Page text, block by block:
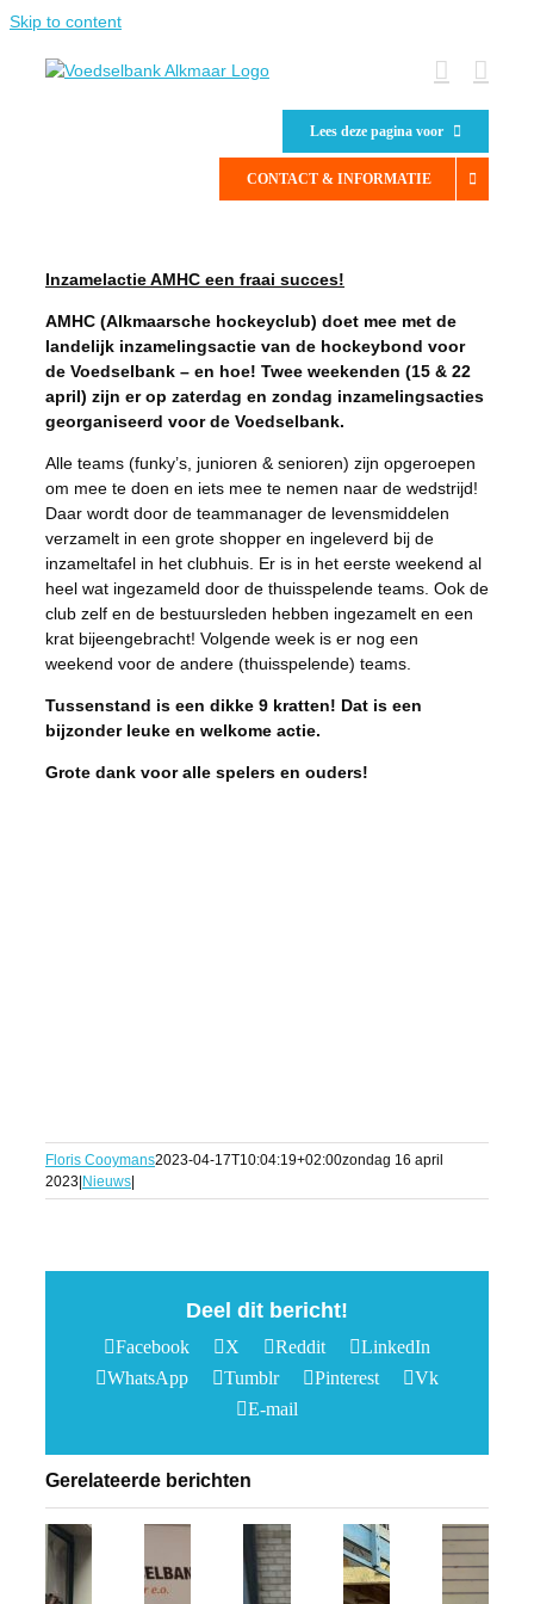
Skip to content
Lees deze pagina voor
CONTACT & INFORMATIE
Inzamelactie AMHC een fraai succes!
AMHC (Alkmaarsche hockeyclub) doet mee met de
landelijk inzamelingsactie van de hockeybond voor
de Voedselbank – en hoe! Twee weekenden (15 & 22
april) zijn er op zaterdag en zondag inzamelingsacties
georganiseerd voor de Voedselbank.
Alle teams (funky’s, junioren & senioren) zijn opgeroepen
om mee te doen en iets mee te nemen naar de wedstrijd!
Daar wordt door de teammanager de levensmiddelen
verzamelt in een grote shopper en ingeleverd bij de
inzameltafel in het clubhuis. Er is in het eerste weekend al
heel wat ingezameld door de thuisspelende teams. Ook de
club zelf en de bestuursleden hebben ingezamelt en een
krat bijeengebracht! Volgende week is er nog een
weekend voor de andere (thuisspelende) teams.
Tussenstand is een dikke 9 kratten! Dat is een
bijzonder leuke en welkome actie.
Grote dank voor alle spelers en ouders!
Floris Cooymans2023-04-17T10:04:19+02:00zondag 16 april
2023 Nieuws
Deel dit bericht!
Facebook X Reddit
LinkedIn
WhatsApp
Tumblr Pinterest
Vk
E-mail
Gerelateerde berichten